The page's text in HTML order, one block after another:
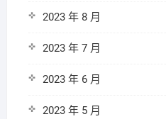
2023 年 8 月
2023 年 7 月
2023 年 6 月
2023 年 5 月